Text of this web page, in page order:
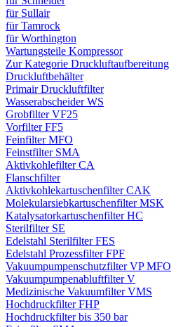
für Sullair
für Tamrock
für Worthington
Wartungsteile Kompressor
Zur Kategorie Druckluftaufbereitung
Druckluftbehälter
Primair Druckluftfilter
Wasserabscheider WS
Grobfilter VF25
Vorfilter FF5
Feinfilter MFO
Feinstfilter SMA
Aktivkohlefilter CA
Flanschfilter
Aktivkohlekartuschenfilter CAK
Molekularsiebkartuschenfilter MSK
Katalysatorkartuschenfilter HC
Sterilfilter SE
Edelstahl Sterilfilter FES
Edelstahl Prozessfilter FPF
Vakuumpumpenschutzfilter VP MFO
Vakuumpumpenabluftfilter V
Medizinische Vakuumfilter VMS
Hochdruckfilter FHP
Hochdruckfilter bis 350 bar